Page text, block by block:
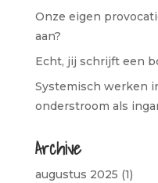
Onze eigen
aan?
Echt, jij schrijft een
Systemisch werken
onderstroom als
Archive
augustus 2025 (1)